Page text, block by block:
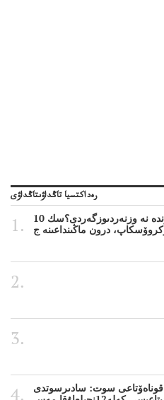
رەداكتسيا تاڭداۋىتاڭداۋى
10 كۇندە نە وزنەردىوزگەردى؟سك
قوناەۆتاعى سوت: سادىرسوتدى